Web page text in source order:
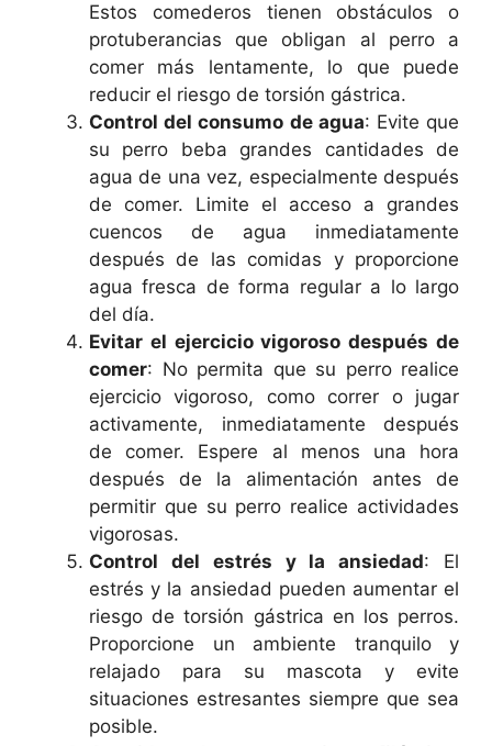
Estos comederos tienen obstáculos o
protuberancias que obligan al perro a
comer más lentamente, lo que puede
reducir el riesgo de torsión gástrica.
Control del consumo de agua: Evite que
su perro beba grandes cantidades de
agua de una vez, especialmente después
de comer. Limite el acceso a grandes
cuencos de agua inmediatamente
después de las comidas y proporcione
agua fresca de forma regular a lo largo
del día.
Evitar el ejercicio vigoroso después de
comer: No permita que su perro realice
ejercicio vigoroso, como correr o jugar
activamente, inmediatamente después
de comer. Espere al menos una hora
después de la alimentación antes de
permitir que su perro realice actividades
vigorosas.
Control del estrés y la ansiedad: El
estrés y la ansiedad pueden aumentar el
riesgo de torsión gástrica en los perros.
Proporcione un ambiente tranquilo y
relajado para su mascota y evite
situaciones estresantes siempre que sea
posible.